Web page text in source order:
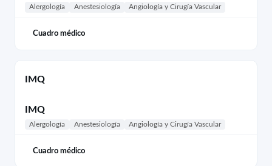
Alergología Anestesiología Angiología y Cirugía Vascular
Cuadro médico
IMQ
IMQ
Alergología Anestesiología Angiología y Cirugía Vascular
Cuadro médico